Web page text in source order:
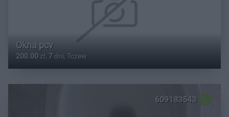
Okna pcv
200.00 zł, 7 dni, Tczew
609183543